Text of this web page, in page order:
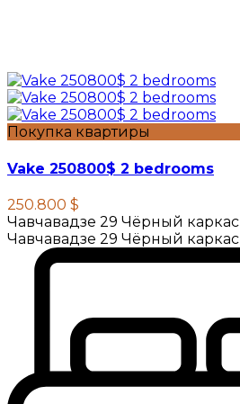
Покупка квартиры
Vake 250800$ 2 bedrooms
250.800 $
Чавчавадзе 29 Чёрный каркас
Чавчавадзе 29 Чёрный каркас